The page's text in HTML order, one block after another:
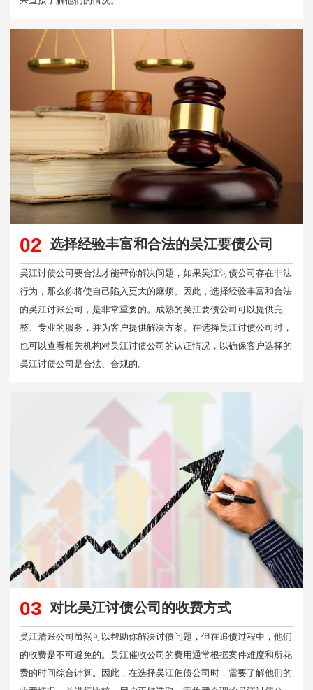
02 选择经验丰富和合法的吴江要债公司
吴江讨债公司要合法才能帮你解决问题，如果吴江讨债公司存在非法
行为，那么你将使自己陷入更大的麻烦。因此，选择经验丰富和合法
的吴江讨账公司，是非常重要的。成熟的吴江要债公司可以提供完
整、专业的服务，并为客户提供解决方案。在选择吴江讨债公司时，
也可以查看相关机构对吴江讨债公司的认证情况，以确保客户选择的
吴江讨债公司是合法、合规的。
03 对比吴江讨债公司的收费方式
吴江清账公司虽然可以帮助你解决讨债问题，但在追债过程中，他们
的收费是不可避免的。吴江催收公司的费用通常根据案件难度和所花
费的时间综合计算。因此，在选择吴江催债公司时，需要了解他们的